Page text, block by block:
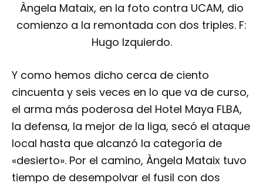
Àngela Mataix, en la foto contra UCAM, dio
comienzo a la remontada con dos triples. F:
Hugo Izquierdo.
Y como hemos dicho cerca de ciento
cincuenta y seis veces en lo que va de curso,
el arma más poderosa del Hotel Maya FLBA,
la defensa, la mejor de la liga, secó el ataque
local hasta que alcanzó la categoría de
«desierto». Por el camino, Àngela Mataix tuvo
tiempo de desempolvar el fusil con dos